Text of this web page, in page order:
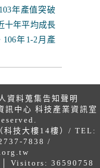
年產值突破
十年平均成長
年1-2月產
資料蒐集告知聲明
訊中心 科技產業資訊室
科技大樓14樓）/ TEL:
7838 /
│ Visitors: 36590758